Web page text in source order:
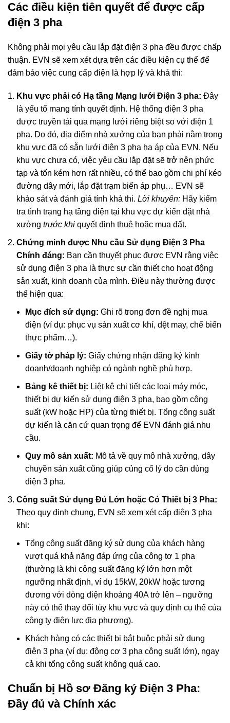
Các điều kiện tiên quyết để được cấp
điện 3 pha
Không phải mọi yêu cầu lắp đặt điện 3 pha đều được chấp
thuận. EVN sẽ xem xét dựa trên các điều kiện cụ thể để
đảm bảo việc cung cấp điện là hợp lý và khả thi:
Khu vực phải có Hạ tầng Mạng lưới Điện 3 pha: Đây
là yếu tố mang tính quyết định. Hệ thống điện 3 pha
được truyền tải qua mạng lưới riêng biệt so với điện 1
pha. Do đó, địa điểm nhà xưởng của bạn phải nằm trong
khu vực đã có sẵn lưới điện 3 pha hạ áp của EVN. Nếu
khu vực chưa có, việc yêu cầu lắp đặt sẽ trở nên phức
tạp và tốn kém hơn rất nhiều, có thể bao gồm chi phí kéo
đường dây mới, lắp đặt trạm biến áp phụ… EVN sẽ
khảo sát và đánh giá tính khả thi. Lời khuyên: Hãy kiểm
tra tình trạng hạ tầng điện tại khu vực dự kiến đặt nhà
xưởng trước khi quyết định thuê hoặc mua đất.
Chứng minh được Nhu cầu Sử dụng Điện 3 Pha
Chính đáng: Bạn cần thuyết phục được EVN rằng việc
sử dụng điện 3 pha là thực sự cần thiết cho hoạt động
sản xuất, kinh doanh của mình. Điều này thường được
thể hiện qua:
Mục đích sử dụng: Ghi rõ trong đơn đề nghị mua
điện (ví dụ: phục vụ sản xuất cơ khí, dệt may, chế biến
thực phẩm…).
Giấy tờ pháp lý: Giấy chứng nhận đăng ký kinh
doanh/doanh nghiệp có ngành nghề phù hợp.
Bảng kê thiết bị: Liệt kê chi tiết các loại máy móc,
thiết bị dự kiến sử dụng điện 3 pha, bao gồm công
suất (kW hoặc HP) của từng thiết bị. Tổng công suất
dự kiến là căn cứ quan trọng để EVN đánh giá nhu
cầu.
Quy mô sản xuất: Mô tả về quy mô nhà xưởng, dây
chuyền sản xuất cũng giúp củng cố lý do cần dùng
điện 3 pha.
Công suất Sử dụng Đủ Lớn hoặc Có Thiết bị 3 Pha:
Theo quy định chung, EVN sẽ xem xét cấp điện 3 pha
khi:
Tổng công suất đăng ký sử dụng của khách hàng
vượt quá khả năng đáp ứng của công tơ 1 pha
(thường là khi công suất đăng ký lớn hơn một
ngưỡng nhất định, ví dụ 15kW, 20kW hoặc tương
đương với dòng điện khoảng 40A trở lên – ngưỡng
này có thể thay đổi tùy khu vực và quy định cụ thể của
công ty điện lực địa phương).
Khách hàng có các thiết bị bắt buộc phải sử dụng
điện 3 pha (ví dụ: động cơ 3 pha công suất lớn), ngay
cả khi tổng công suất không quá cao.
Chuẩn bị Hồ sơ Đăng ký Điện 3 Pha:
Đầy đủ và Chính xác